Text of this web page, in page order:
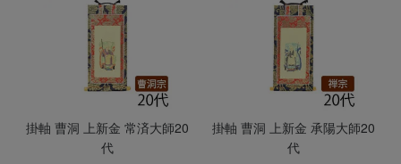
掛軸 曹洞 上新金 常済大師20
代
掛軸 曹洞 上新金 承陽大師20
代